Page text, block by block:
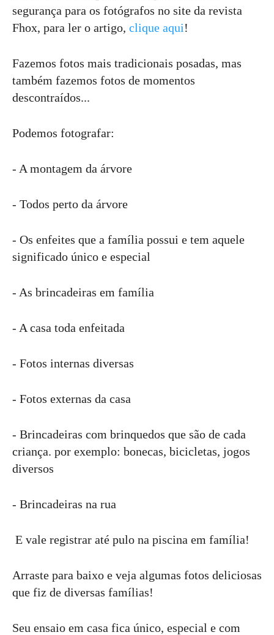
segurança para os fotógrafos no site da revista
Fhox, para ler o artigo, clique aqui!
Fazemos fotos mais tradicionais posadas, mas
também fazemos fotos de momentos
descontraídos...
Podemos fotografar:
- A montagem da árvore
- Todos perto da árvore
- Os enfeites que a família possui e tem aquele
significado único e especial
- As brincadeiras em família
- A casa toda enfeitada
- Fotos internas diversas
- Fotos externas da casa
- Brincadeiras com brinquedos que são de cada
criança. por exemplo: bonecas, bicicletas, jogos
diversos
- Brincadeiras na rua
E vale registrar até pulo na piscina em família!
Arraste para baixo e veja algumas fotos deliciosas
que fiz de diversas famílias!
Seu ensaio em casa fica único, especial e com